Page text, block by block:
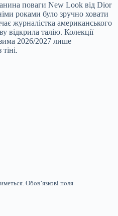
поваги New Look від Dior
роками було зручно ховати
журналістка американського
відкрила талію. Колекції
зима 2026/2027 лише
Обов’язкові поля